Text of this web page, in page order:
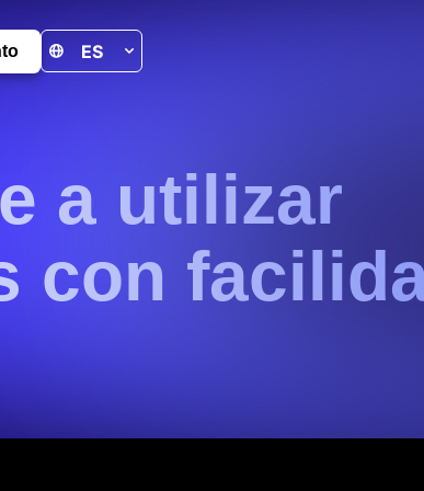
a utilizar
con